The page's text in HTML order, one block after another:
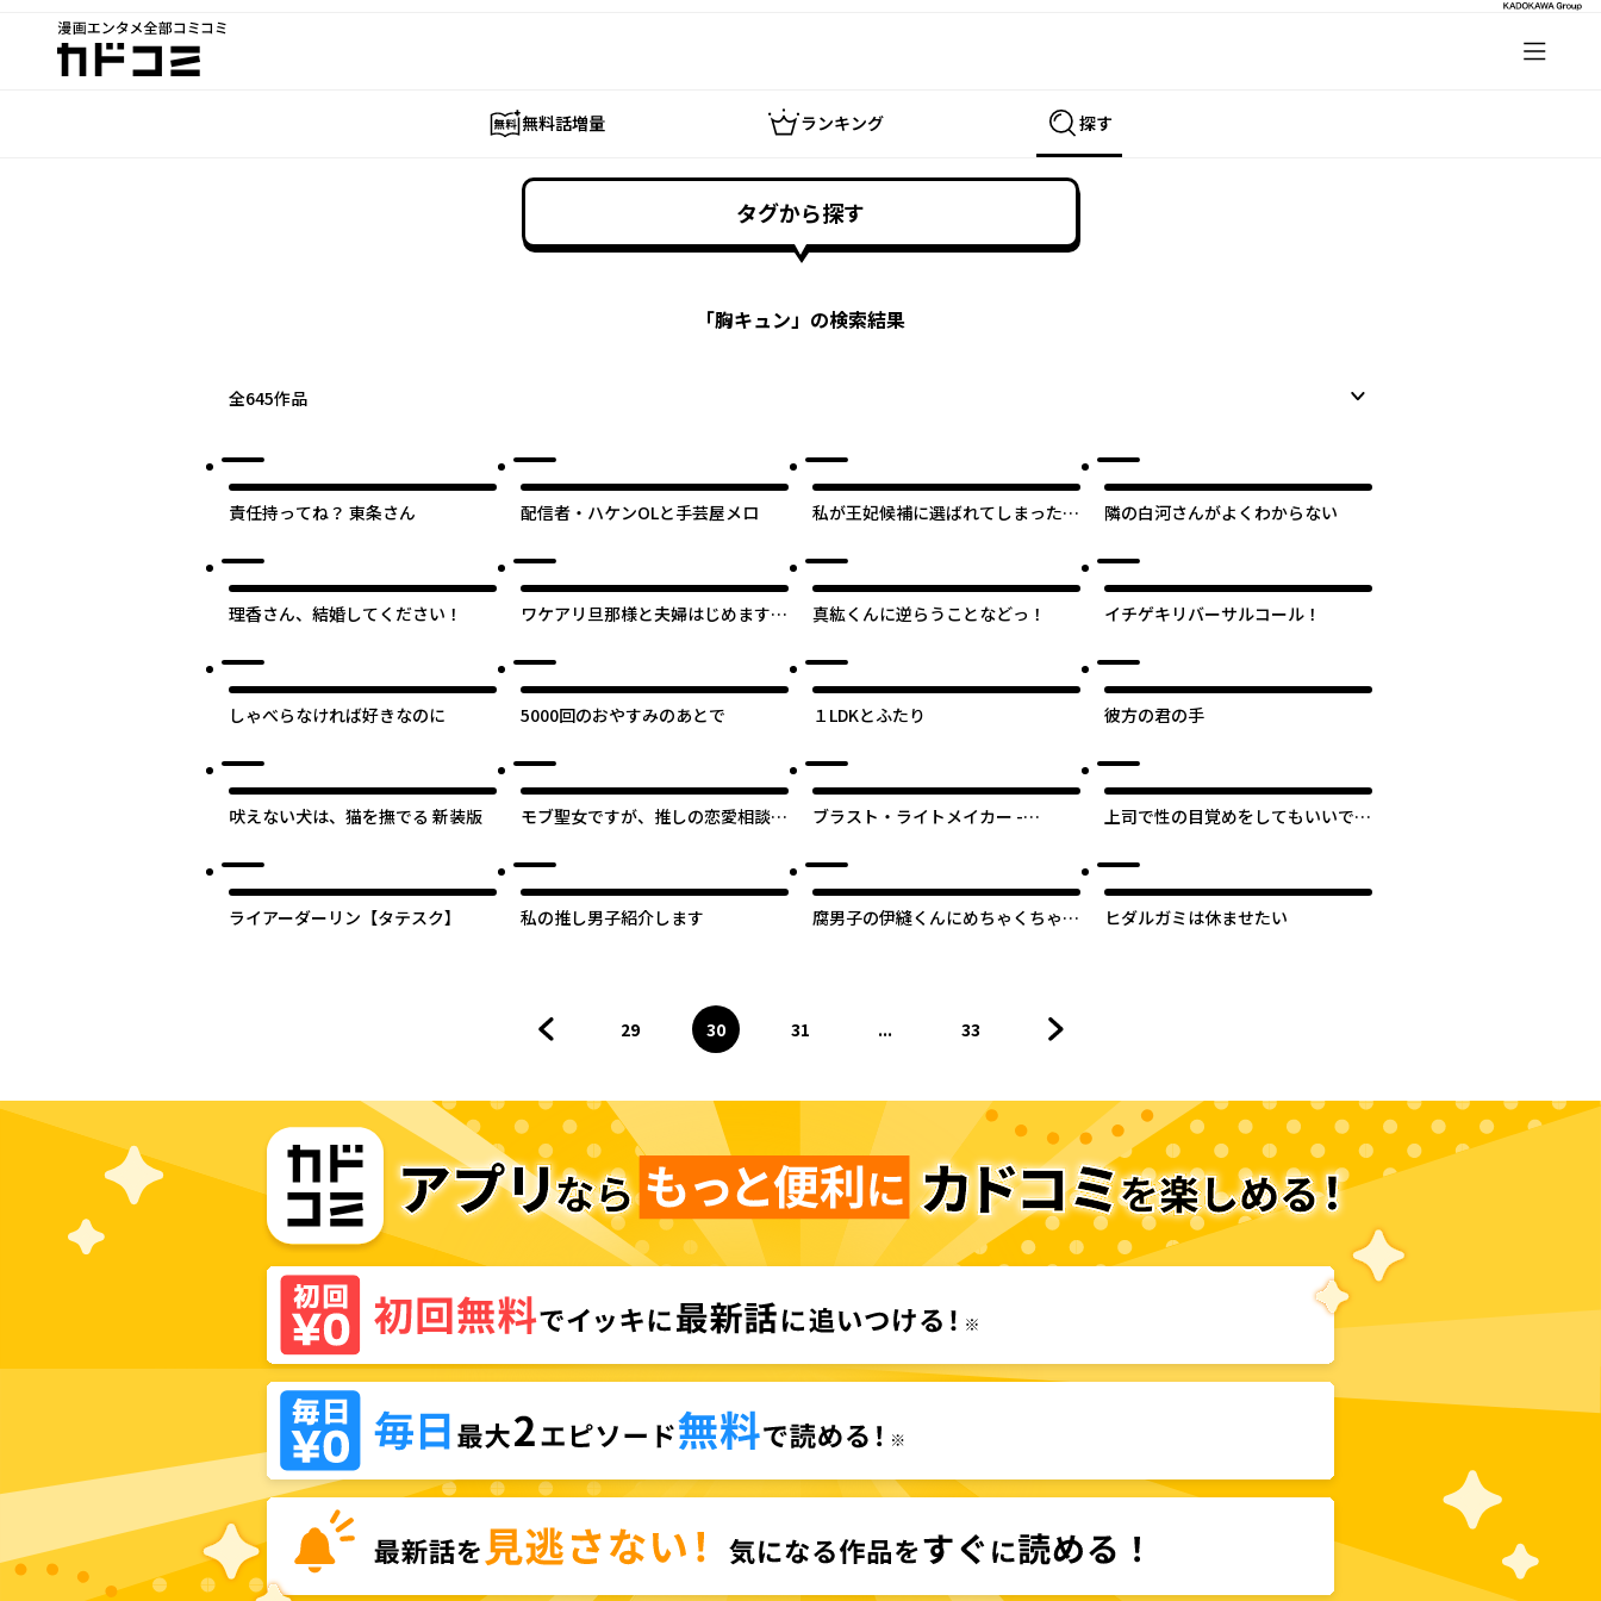
漫画エンタメ全部コミコミ
カドコミ
無料話増量 ランキング 探す
タグから探す
「胸キュン」の検索結果
全645作品
責任持ってね？ 東条さん 配信者・ハケンOLと手芸屋メロ
私が王妃候補に選ばれてしまった！
隣の白河さんがよくわからない
理香さん、結婚してください！
ワケアリ旦那様と夫婦はじめます。
真紘くんに逆らうことなどっ！ イチゲキリバーサルコール！
しゃべらなければ好きなのに 5000回のおやすみのあとで １LDKとふたり 彼方の君の手
吠えない犬は、猫を撫でる 新装版
モブ聖女ですが、推しの恋愛相談に
スク】
ブラスト・ライトメイカー -
上司で性の目覚めをしてもいいです
ライアーダーリン【タテスク】 私の推し男子紹介します
腐男子の伊縫くんにめちゃくちゃ推
ヒダルガミは休ませたい
29
ページ
30
へ
31
...
33